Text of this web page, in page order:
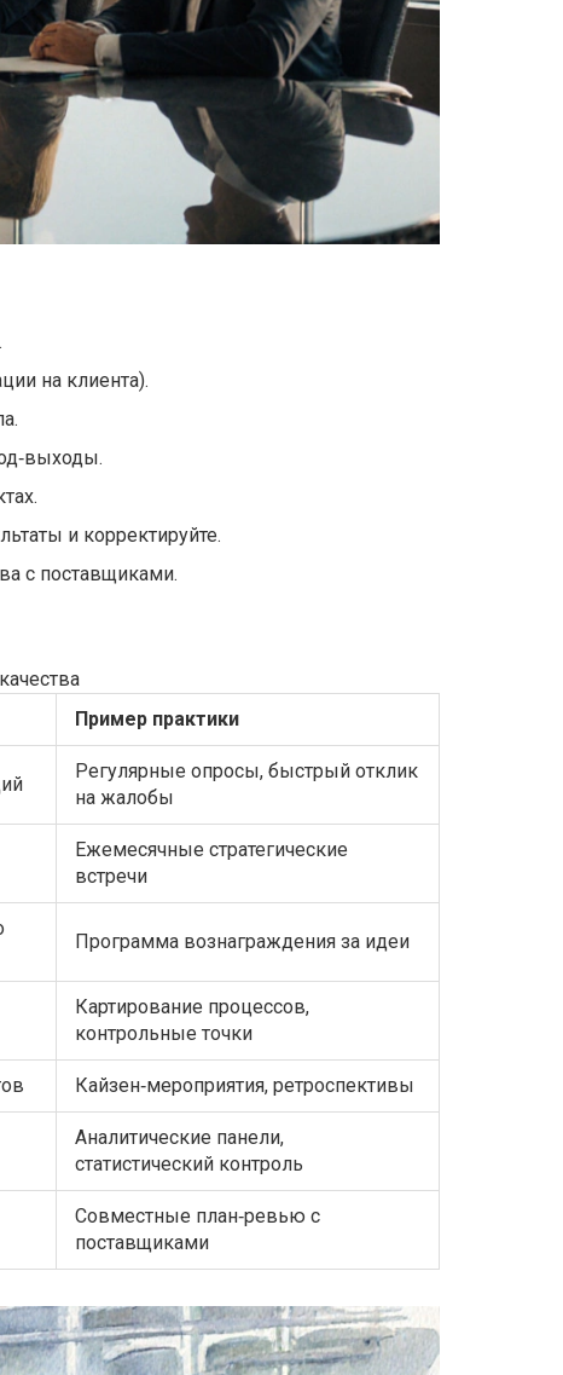
на клиента).
и корректируйте.
с поставщиками.
Пример практики
Регулярные опросы, быстрый отклик
на жалобы
Ежемесячные стратегические
встречи
Программа вознаграждения за идеи
Картирование процессов,
контрольные точки
Кайзен‑мероприятия, ретроспективы
Аналитические панели,
статистический контроль
Совместные план‑ревью с
поставщиками